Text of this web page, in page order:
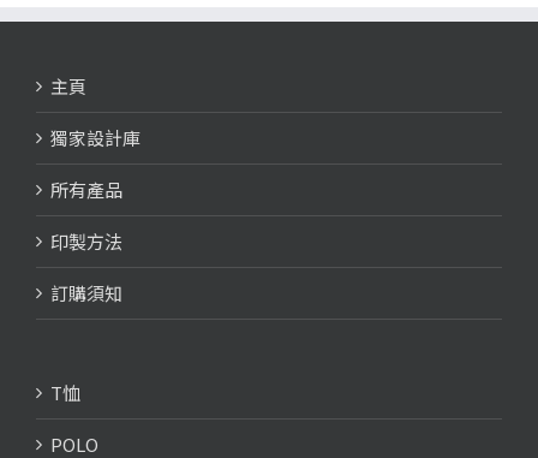
主頁
獨家設計庫
所有產品
印製方法
訂購須知
T恤
POLO